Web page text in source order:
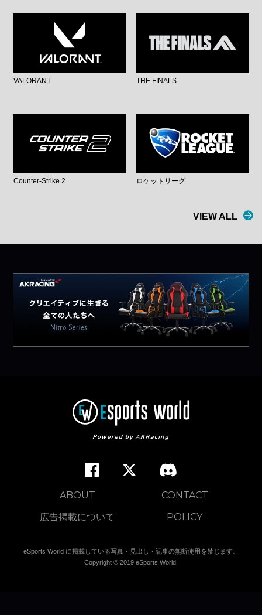
VALORANT THE FINALS
Counter-Strike 2 ロケットリーグ
VIEW ALL
ABOUT
CONTACT
広告掲載について
POLICY
eSports World に掲載している写真・見出し・記事の無断使用を禁じます。
Copyright © 2019 eSports World.